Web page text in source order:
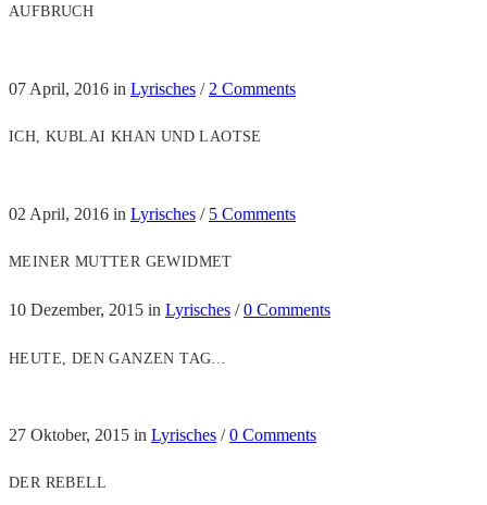
AUFBRUCH
07 April, 2016 in Lyrisches / 2 Comments
ICH, KUBLAI KHAN UND LAOTSE
02 April, 2016 in Lyrisches / 5 Comments
MEINER MUTTER GEWIDMET
10 Dezember, 2015 in Lyrisches /0 Comments
HEUTE, DEN GANZEN TAG…
27 Oktober, 2015 in Lyrisches /0 Comments
DER REBELL